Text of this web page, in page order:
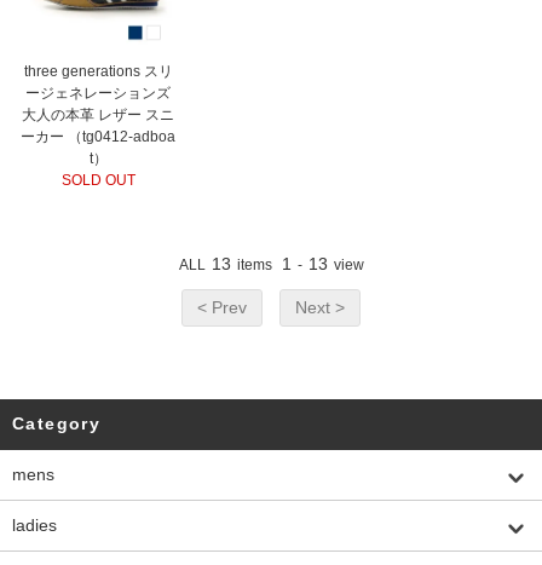
three generations スリ
ージェネレーションズ
大人の本革 レザー スニ
ーカー （tg0412-adboa
t）
SOLD OUT
ALL 13 items 1 - 13 view
< Prev Next >
Category
mens
ladies